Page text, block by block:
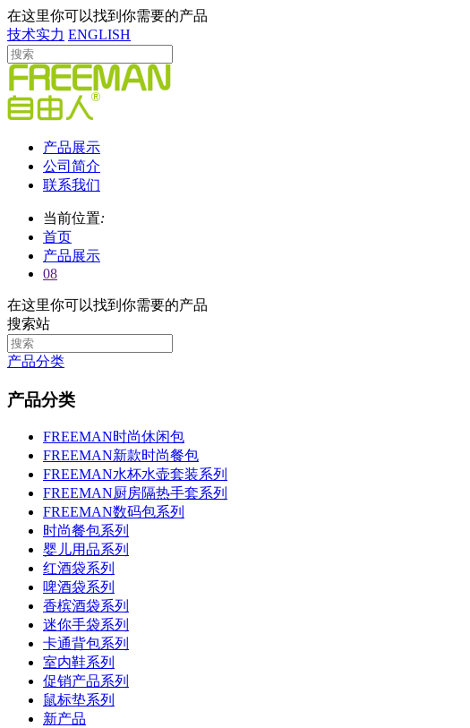
在这里你可以找到你需要的产品
技术实力 ENGLISH
产品展示
公司简介
联系我们
当前位置:
首页
产品展示
08
在这里你可以找到你需要的产品
搜索站
产品分类
产品分类
FREEMAN时尚休闲包
FREEMAN新款时尚餐包
FREEMAN水杯水壶套装系列
FREEMAN厨房隔热手套系列
FREEMAN数码包系列
时尚餐包系列
婴儿用品系列
红酒袋系列
啤酒袋系列
香槟酒袋系列
迷你手袋系列
卡通背包系列
室内鞋系列
促销产品系列
鼠标垫系列
新产品